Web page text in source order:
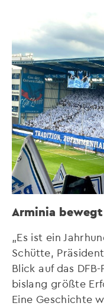
Arminia
„Es ist ein
Schütte,
Blick auf das
bislang größte
Eine Geschichte